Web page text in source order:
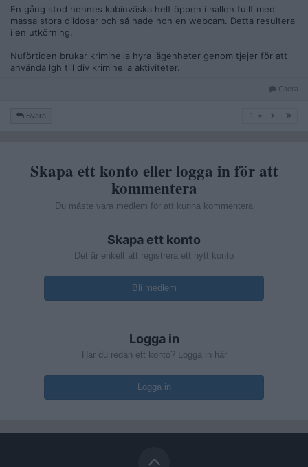
En gång stod hennes kabinväska helt öppen i hallen fullt med
massa stora dildosar och så hade hon en webcam. Detta resultera
i en utkörning.
Nuförtiden brukar kriminella hyra lägenheter genom tjejer för att
använda lgh till div kriminella aktiviteter.
Citera
Svara
Skapa ett konto eller logga in för att
kommentera
Du måste vara medlem för att kunna kommentera
Skapa ett konto
Det är enkelt att registrera ett nytt konto
Bli medlem
Logga in
Har du redan ett konto? Logga in här
Logga in